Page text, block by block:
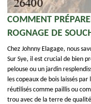
COMMENT
ROGNAGE DE
Chez Johnny Elagage, nous
Sur Sye, il est crucial de bien
pelouse ou un jardin
les copeaux de bois laissés
réutilisés comme paillis ou
trou avec de la terre de